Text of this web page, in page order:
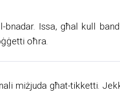
Issa, għal kull
oħra.
miżjuda għat-tikketti.